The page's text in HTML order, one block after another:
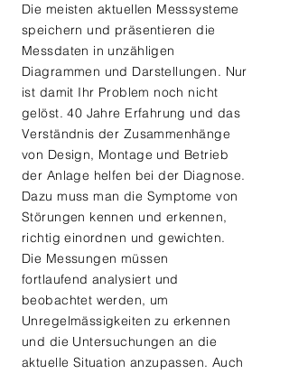
Die meisten aktuellen Messsysteme
speichern und präsentieren die
Messdaten in unzähligen
Diagrammen und Darstellungen. Nur
ist damit Ihr Problem noch nicht
gelöst. 40 Jahre Erfahrung und das
Verständnis der Zusammenhänge
von Design, Montage und Betrieb
der Anlage helfen bei der Diagnose.
Dazu muss man die Symptome von
Störungen kennen und erkennen,
richtig einordnen und gewichten.
Die Messungen müssen
fortlaufend analysiert und
beobachtet werden, um
Unregelmässigkeiten zu erkennen
und die Untersuchungen an die
aktuelle Situation anzupassen. Auch